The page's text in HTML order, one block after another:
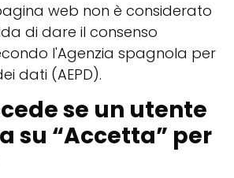
web non è considerato
di dare il consenso
l'Agenzia spagnola per
dati (AEPD).
se un utente
su “Accetta” per